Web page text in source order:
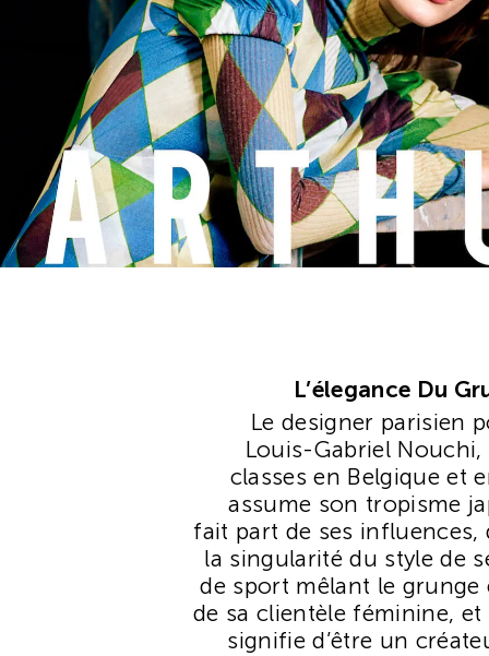
L’élegance Du
Le designer parisien
Louis-Gabriel
classes en Belgique et
assume son tropisme
fait part de ses influences,
la singularité du style de
de sport mêlant le grunge
de sa clientèle féminine, et
signifie d’être un